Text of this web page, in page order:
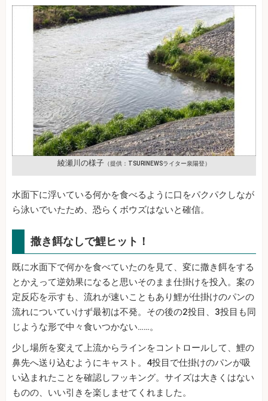
綾瀬川の様子 （提供：TSURINEWSライター泉陽登）
水面下に浮いている何かを食べるように口をパクパクしなが
ら泳いでいたため、恐らくボウズはないと確信。
撒き餌なしで鯉ヒット！
既に水面下で何かを食べていたのを見て、変に撒き餌をする
とかえって逆効果になると思いそのまま仕掛けを投入。案の
定反応を示すも、流れが速いこともあり鯉が仕掛けのパンの
流れについていけず最初は不発。その後の2投目、3投目も同
じような形で中々食いつかない……。
少し場所を変えて上流からラインをコントロールして、鯉の
鼻先へ送り込むようにキャスト。4投目で仕掛けのパンが吸
い込まれたことを確認しフッキング。サイズは大きくはない
ものの、いい引きを楽しませてくれました。